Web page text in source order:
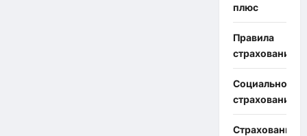
плюс
Правила
страхования
Социальное
страхование
Страхование